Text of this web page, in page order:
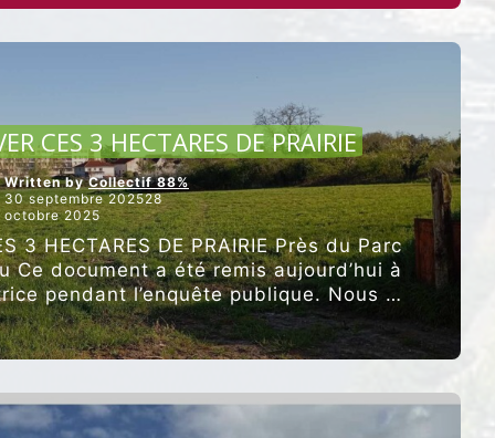
CES 3 HECTARES DE PRAIRIE
Written byCollectif 88%
30 septembre 202528
octobre 2025
3 HECTARES DE PRAIRIE Près du Parc
Ce document a été remis aujourd’hui à
pendant l’enquête publique. Nous y
avec …Poursuivre la lecture“IL
FAUT
PRÉSERVER
3